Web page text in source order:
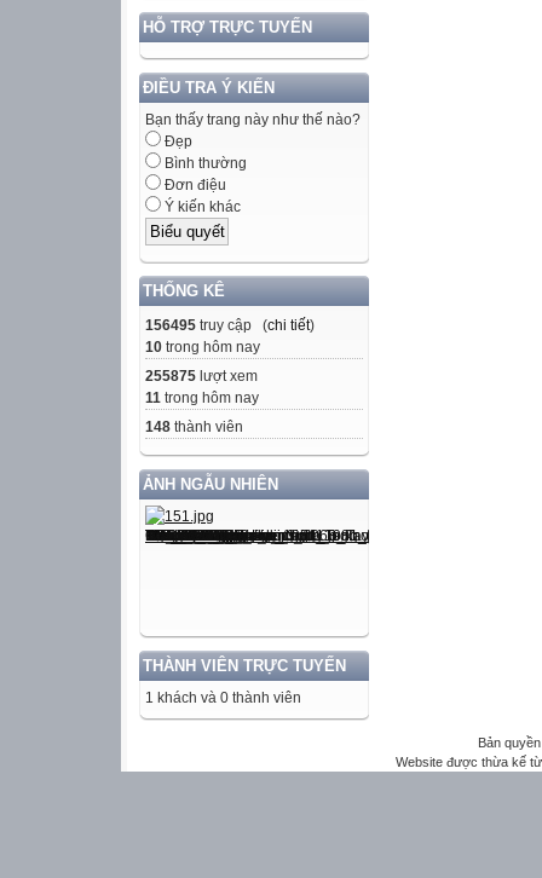
HỖ TRỢ TRỰC TUYẾN
ĐIỀU TRA Ý KIẾN
Bạn thấy trang này như thế nào?
Đẹp
Bình thường
Đơn điệu
Ý kiến khác
THỐNG KÊ
156495 truy cập (chi tiết)
10 trong hôm nay
255875 lượt xem
11 trong hôm nay
148 thành viên
ẢNH NGẪU NHIÊN
THÀNH VIÊN TRỰC TUYẾN
1 khách và 0 thành viên
Bản
Website được thừa kế